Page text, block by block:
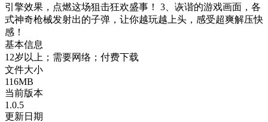
引擎效果，点燃这场狙击狂欢盛事！ 3、诙谐的游戏画面，各
式神奇枪械发射出的子弹，让你越玩越上头，感受超爽解压快
感！
基本信息
12岁以上；需要网络；付费下载
文件大小
116MB
当前版本
1.0.5
更新日期